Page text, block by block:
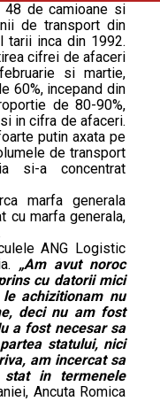
48 de camioane si
de transport din
tarii inca din 1992.
cifrei de afaceri
si martie,
60%, incepand din
de 80-90%,
in cifra de afaceri.
putin axata pe
de transport
si-a concentrat
marfa generala
cu marfa generala,
ANG Logistic
„Am avut noroc
cu datorii mici
achizitionam nu
deci nu am fost
a fost necesar sa
statului, nici
am incercat sa
in termenele
Ancuta Romica